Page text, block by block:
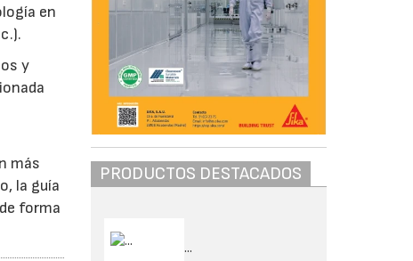
en
y
más
la guía
forma
PRODUCTOS DESTACADOS
...